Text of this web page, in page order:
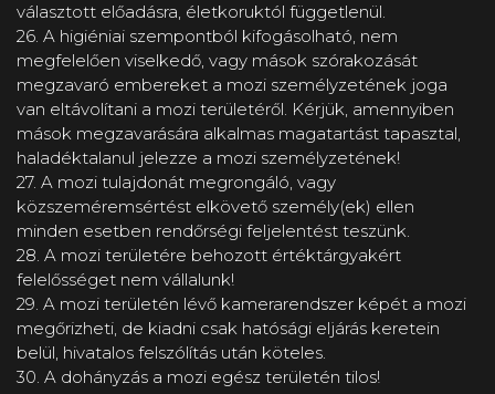
választott előadásra, életkoruktól függetlenül.
26. A higiéniai szempontból kifogásolható, nem
megfelelően viselkedő, vagy mások szórakozását
megzavaró embereket a mozi személyzetének joga
van eltávolítani a mozi területéről. Kérjük, amennyiben
mások megzavarására alkalmas magatartást tapasztal,
haladéktalanul jelezze a mozi személyzetének!
27. A mozi tulajdonát megrongáló, vagy
közszeméremsértést elkövető személy(ek) ellen
minden esetben rendőrségi feljelentést teszünk.
28. A mozi területére behozott értéktárgyakért
felelősséget nem vállalunk!
29. A mozi területén lévő kamerarendszer képét a mozi
megőrizheti, de kiadni csak hatósági eljárás keretein
belül, hivatalos felszólítás után köteles.
30. A dohányzás a mozi egész területén tilos!